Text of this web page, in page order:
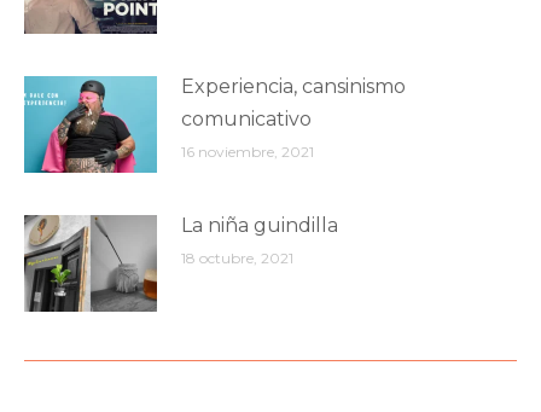
Experiencia, cansinismo
comunicativo
16 noviembre, 2021
La niña guindilla
18 octubre, 2021